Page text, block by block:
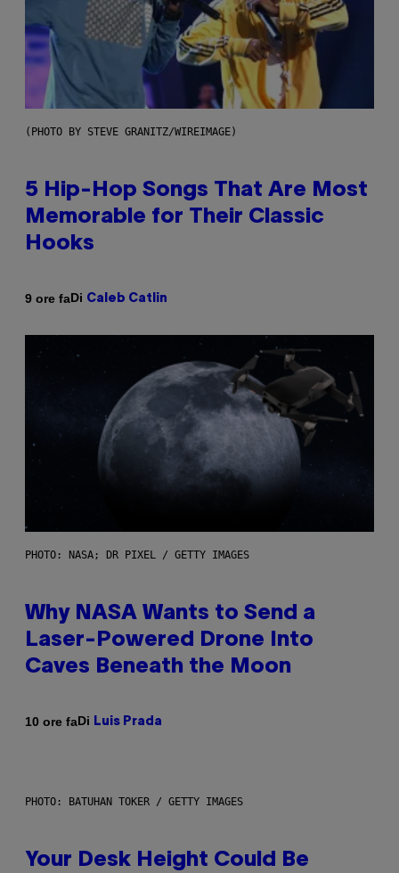
(PHOTO BY STEVE GRANITZ/WIREIMAGE)
5 Hip-Hop Songs That Are Most
Memorable for Their Classic
Hooks
9 ore faDi Caleb Catlin
PHOTO: NASA; DR PIXEL / GETTY IMAGES
Why NASA Wants to Send a
Laser-Powered Drone Into
Caves Beneath the Moon
10 ore faDi Luis Prada
PHOTO: BATUHAN TOKER / GETTY IMAGES
Your Desk Height Could Be